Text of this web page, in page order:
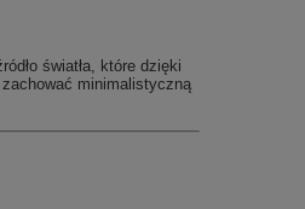
światła, które dzięki
minimalistyczną